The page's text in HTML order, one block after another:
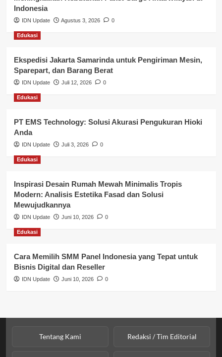
Keuangan
Lalu Lintas
Layanan Publik Kabupaten Banyuasin
Nasional
Pemerintahan
Pendidikan
Perbankan & Keuangan
Perpajakan & Keuangan
Profil Wilayah Banyuasin
Sosial & Budaya
Sosial & Kesejahteraan
Indonesia
IDN Update Agustus 3, 2026 0
Edukasi
Ekspedisi Jakarta Samarinda untuk Pengiriman Mesin,
Sparepart, dan Barang Berat
IDN Update Juli 12, 2026 0
Edukasi
PT EMS Technology: Solusi Akurasi Pengukuran Hioki
Anda
IDN Update Juli 3, 2026 0
Edukasi
Inspirasi Desain Rumah Mewah Minimalis Tropis
Modern: Analisis Estetika Fasad dan Solusi
Mewujudkannya
IDN Update Juni 10, 2026 0
Edukasi
Cara Memilih SMM Panel Indonesia yang Tepat untuk
Bisnis Digital dan Reseller
IDN Update Juni 10, 2026 0
Tentang Kami Redaksi / Tim Editorial